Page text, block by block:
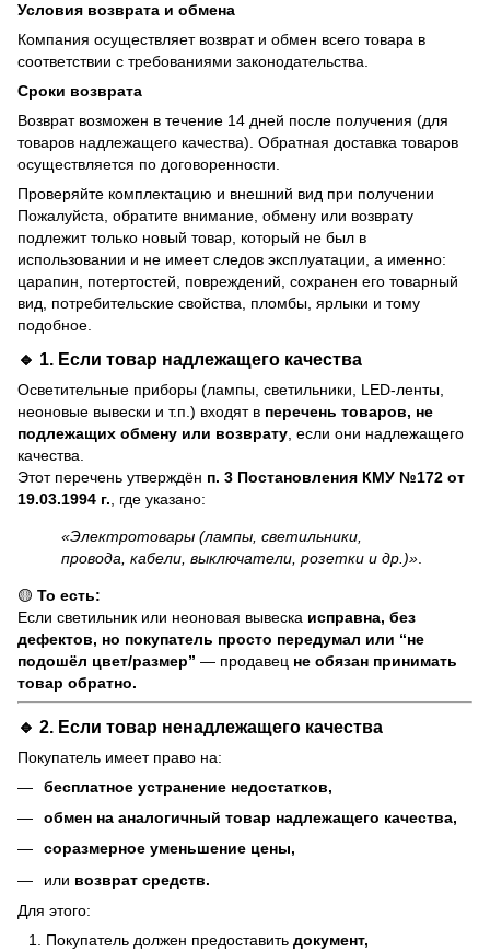
Условия возврата и обмена
Компания осуществляет возврат и обмен всего товара в
соответствии с требованиями законодательства.
Сроки возврата
Возврат возможен в течение 14 дней после получения (для
товаров надлежащего качества). Обратная доставка товаров
осуществляется по договоренности.
Проверяйте комплектацию и внешний вид при получении
Пожалуйста, обратите внимание, обмену или возврату
подлежит только новый товар, который не был в
использовании и не имеет следов эксплуатации, а именно:
царапин, потертостей, повреждений, сохранен его товарный
вид, потребительские свойства, пломбы, ярлыки и тому
подобное.
🔹 1. Если товар надлежащего качества
Осветительные приборы (лампы, светильники, LED-ленты,
неоновые вывески и т.п.) входят в перечень товаров, не
подлежащих обмену или возврату , если они надлежащего
качества.
Этот перечень утверждён п. 3 Постановления КМУ №172 от
19.03.1994 г. , где указано:
«Электротовары (лампы, светильники,
провода, кабели, выключатели, розетки и др.)»
🟡 То есть:
Если светильник или неоновая вывеска исправна, без
дефектов, но покупатель просто передумал или “не
подошёл цвет/размер” — продавец не обязан принимать
товар обратно.
🔹 2. Если товар ненадлежащего качества
Покупатель имеет право на:
бесплатное устранение недостатков,
обмен на аналогичный товар надлежащего качества,
соразмерное уменьшение цены,
или возврат средств.
Для этого:
Покупатель должен предоставить документ,